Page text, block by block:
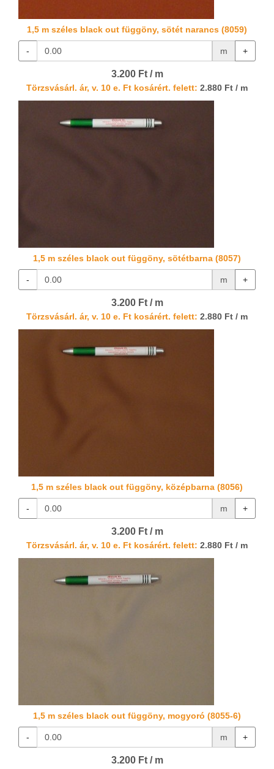
1,5 m széles black out függöny, sötét narancs (8059)
- m +
3.200 Ft / m
Törzsvásárl. ár, v. 10 e. Ft kosárért. felett: 2.880 Ft / m
1,5 m széles black out függöny, sötétbarna (8057)
- m +
3.200 Ft / m
Törzsvásárl. ár, v. 10 e. Ft kosárért. felett: 2.880 Ft / m
1,5 m széles black out függöny, középbarna (8056)
- m +
3.200 Ft / m
Törzsvásárl. ár, v. 10 e. Ft kosárért. felett: 2.880 Ft / m
1,5 m széles black out függöny, mogyoró (8055-6)
- m +
3.200 Ft / m